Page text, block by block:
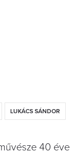
LUKÁCS SÁNDOR
40 éve